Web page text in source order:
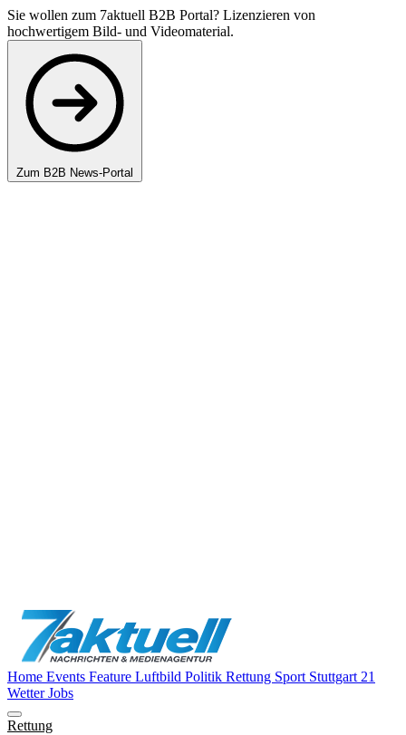
Sie wollen zum 7aktuell B2B Portal? Lizenzieren von
hochwertigem Bild- und Videomaterial.
Zum B2B News-Portal
Home Events Feature Luftbild Politik Rettung Sport Stuttgart 21
WetterJobs
Rettung